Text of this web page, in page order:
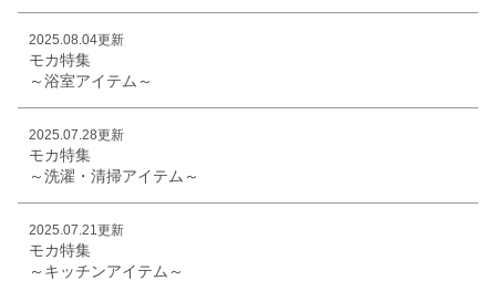
2025.08.04更新
モカ特集
～浴室アイテム～
2025.07.28更新
モカ特集
～洗濯・清掃アイテム～
2025.07.21更新
モカ特集
～キッチンアイテム～